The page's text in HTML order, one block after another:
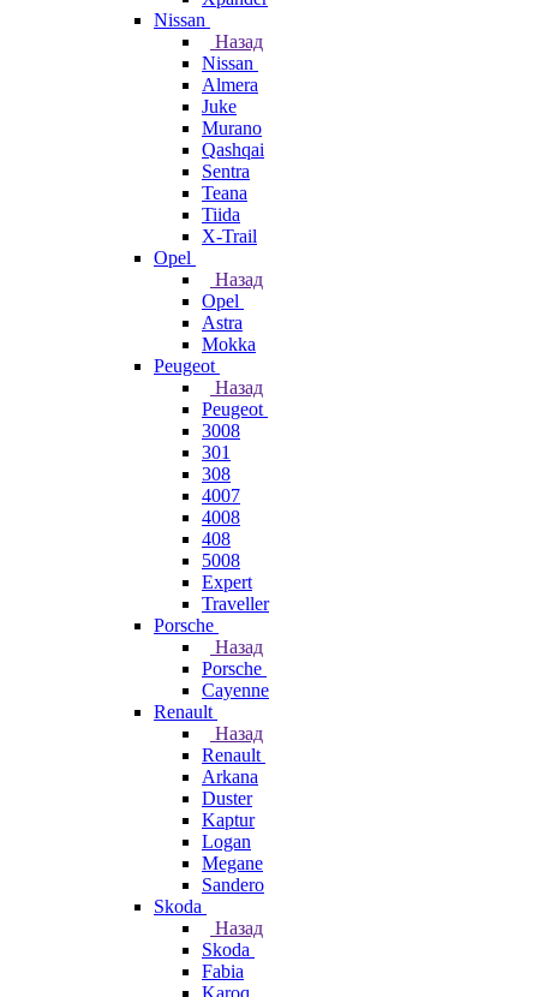
Nissan
Назад
Nissan
Almera
Juke
Murano
Qashqai
Sentra
Teana
Tiida
X-Trail
Opel
Назад
Opel
Astra
Mokka
Peugeot
Назад
Peugeot
3008
301
308
4007
4008
408
5008
Expert
Traveller
Porsche
Назад
Porsche
Cayenne
Renault
Назад
Renault
Arkana
Duster
Kaptur
Logan
Megane
Sandero
Skoda
Назад
Skoda
Fabia
Karoq